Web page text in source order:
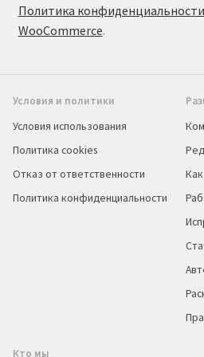
Политика конфиденциальности
WooCommerce.
Условия и политики
Условия использования
Политика cookies
Отказ от ответственности
Политика конфиденциальности
Кто мы